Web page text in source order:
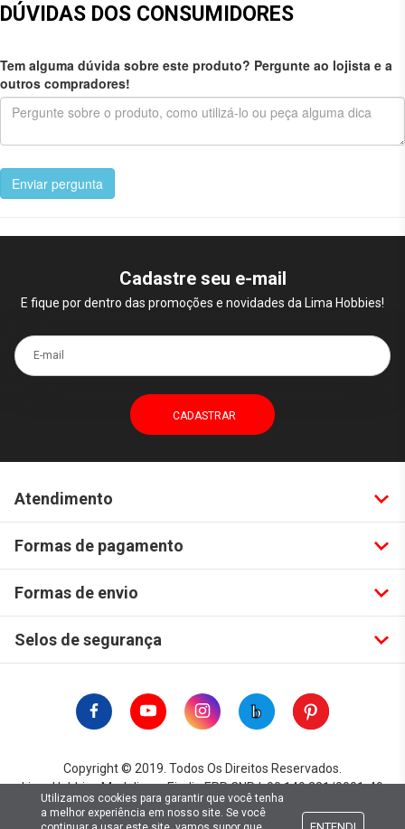
DÚVIDAS DOS CONSUMIDORES
Tem alguma dúvida sobre este produto? Pergunte ao lojista e a
outros compradores!
Enviar pergunta
Cadastre seu e-mail
E fique por dentro das promoções e novidades da Lima Hobbies!
E-mail
Atendimento
Formas de pagamento
Formas de envio
Selos de segurança
Copyright © 2019. Todos Os Direitos Reservados.
Lima Hobbies Modelismo Eireli - EPP CNPJ: 00.149.281/0001-49
Utilizamos cookies para garantir que você tenha
a melhor experiência em nosso site. Se você